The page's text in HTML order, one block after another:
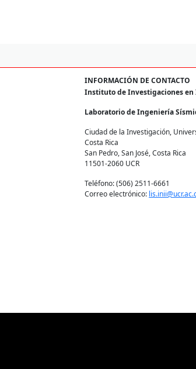
INFORMACIÓN DE CONTACTO
Instituto de Investigaciones
Laboratorio de Ingeniería
Ciudad de la Investigación,
Costa Rica
San Pedro, San José, Costa Rica
11501-2060 UCR
Teléfono: (506) 2511-6661
Correo electrónico: